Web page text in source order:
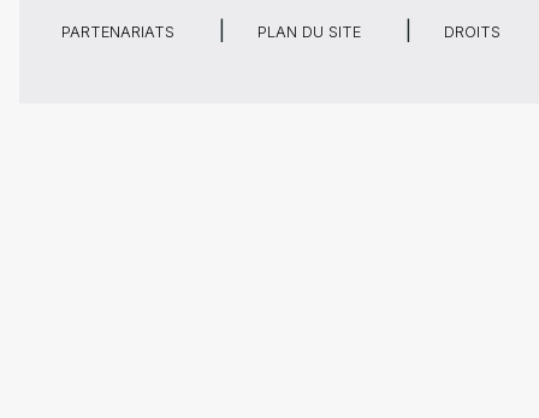
PARTENARIATS PLAN DU SITE DROITS